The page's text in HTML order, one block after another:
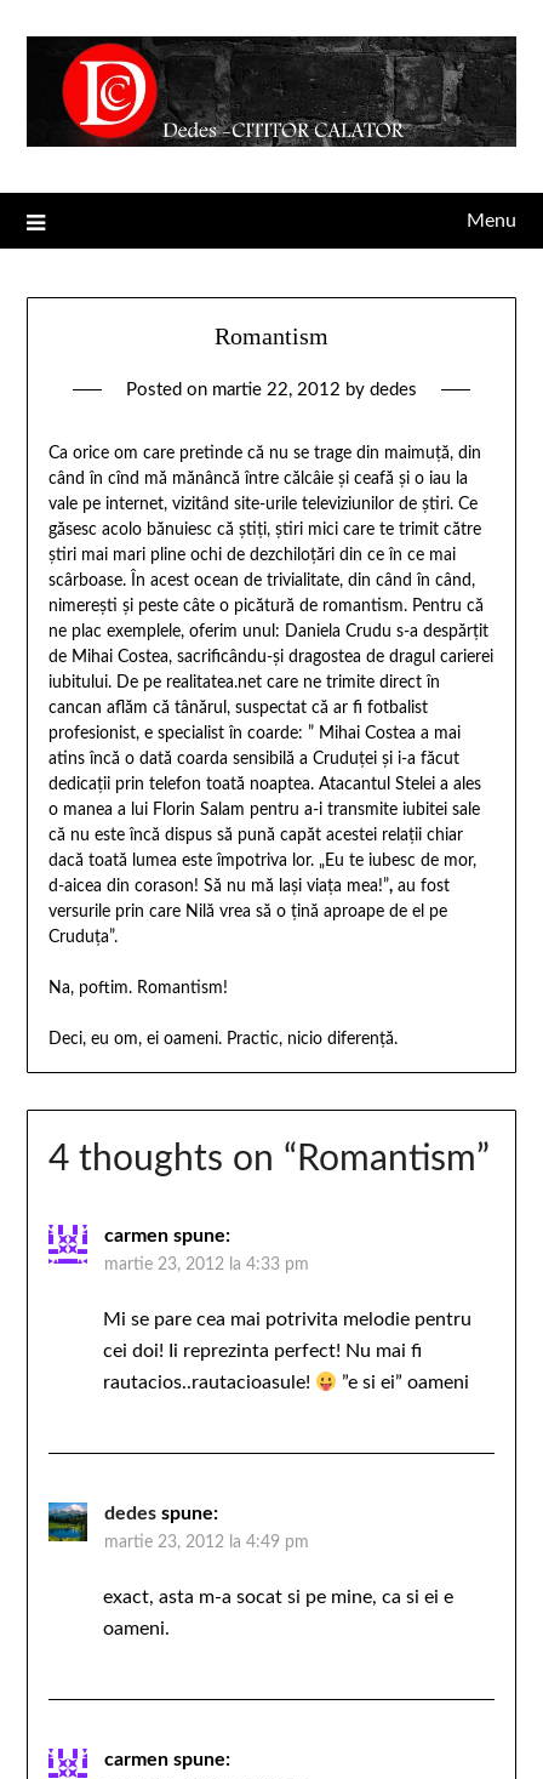
Menu
Romantism
Posted on martie 22, 2012 by dedes
Ca orice om care pretinde că nu se trage din maimuţă, din
când în cînd mă mănâncă între călcâie şi ceafă şi o iau la
vale pe internet, vizitând site-urile televiziunilor de ştiri. Ce
găsesc acolo bănuiesc că ştiţi, ştiri mici care te trimit către
ştiri mai mari pline ochi de dezchiloţări din ce în ce mai
scârboase. În acest ocean de trivialitate, din când în când,
nimereşti şi peste câte o picătură de romantism. Pentru că
ne plac exemplele, oferim unul: Daniela Crudu s-a despărţit
de Mihai Costea, sacrificându-şi dragostea de dragul carierei
iubitului. De pe realitatea.net care ne trimite direct în
cancan aflăm că tânărul, suspectat că ar fi fotbalist
profesionist, e specialist în coarde: ” Mihai Costea a mai
atins încă o dată coarda sensibilă a Cruduţei şi i-a făcut
dedicaţii prin telefon toată noaptea. Atacantul Stelei a ales
o manea a lui Florin Salam pentru a-i transmite iubitei sale
că nu este încă dispus să pună capăt acestei relaţii chiar
dacă toată lumea este împotriva lor. „Eu te iubesc de mor,
d-aicea din corason! Să nu mă laşi viaţa mea!”,au fost
versurile prin care Nilă vrea să o ţină aproape de el pe
Cruduţa”.
Na, poftim. Romantism!
Deci, eu om, ei oameni. Practic, nicio diferenţă.
4 thoughts on “ Romantism”
carmen spune:
martie 23, 2012 la 4:33 pm
Mi se pare cea mai potrivita melodie pentru
cei doi! Ii reprezinta perfect! Nu mai fi
rautacios..rautacioasule!
”e si ei” oameni
dedes spune:
martie 23, 2012 la 4:49 pm
exact, asta m-a socat si pe mine, ca si ei e
oameni.
carmen spune: